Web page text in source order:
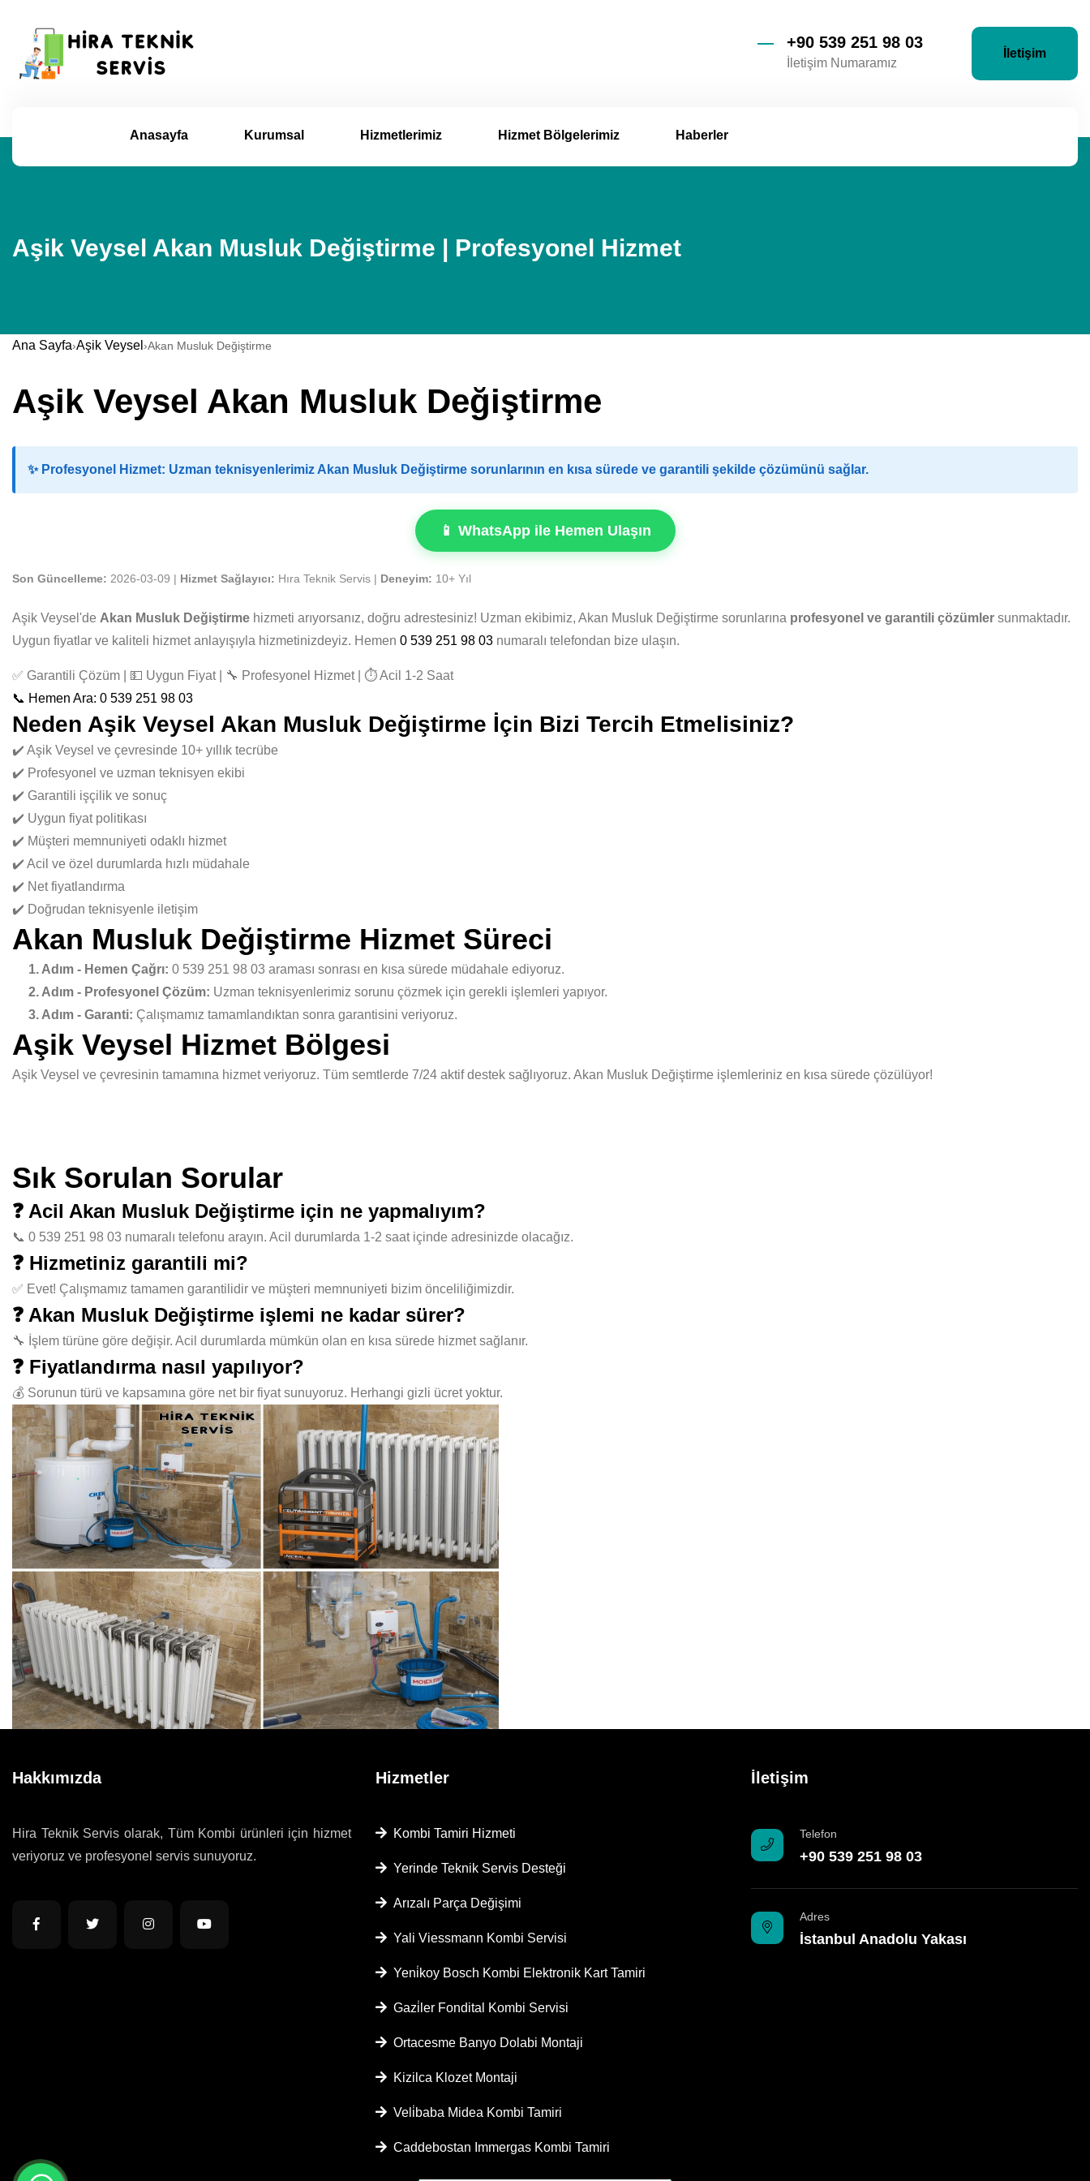
+90 539 251 98 03
İletişim Numaramız
İletişim
Anasayfa Kurumsal Hizmetlerimiz Hizmet Bölgelerimiz Haberler
Aşik Veysel Akan Musluk Değiştirme | Profesyonel Hizmet
Ana Sayfa›Aşik Veysel ›Akan Musluk Değiştirme
Aşik Veysel Akan Musluk Değiştirme
✨ Profesyonel Hizmet: Uzman teknisyenlerimiz Akan Musluk Değiştirme sorunlarının en kısa sürede ve garantili şekilde çözümünü sağlar.
📱 WhatsApp ile Hemen Ulaşın
Son Güncelleme: 2026-03-09 | Hizmet Sağlayıcı: Hıra Teknik Servis | Deneyim: 10+ Yıl
Aşik Veysel'de Akan Musluk Değiştirme hizmeti arıyorsanız, doğru adrestesiniz! Uzman ekibimiz, Akan Musluk Değiştirme sorunlarına profesyonel ve garantili çözümler sunmaktadır.
Uygun fiyatlar ve kaliteli hizmet anlayışıyla hizmetinizdeyiz. Hemen 0 539 251 98 03 numaralı telefondan bize ulaşın.
✅ Garantili Çözüm | 💵 Uygun Fiyat | 🔧 Profesyonel Hizmet | ⏱️ Acil 1-2 Saat
📞 Hemen Ara: 0 539 251 98 03
Neden Aşik Veysel Akan Musluk Değiştirme İçin Bizi Tercih Etmelisiniz?
✔️ Aşik Veysel ve çevresinde 10+ yıllık tecrübe
✔️ Profesyonel ve uzman teknisyen ekibi
✔️ Garantili işçilik ve sonuç
✔️ Uygun fiyat politikası
✔️ Müşteri memnuniyeti odaklı hizmet
✔️ Acil ve özel durumlarda hızlı müdahale
✔️ Net fiyatlandırma
✔️ Doğrudan teknisyenle iletişim
Akan Musluk Değiştirme Hizmet Süreci
1. Adım - Hemen Çağrı: 0 539 251 98 03 araması sonrası en kısa sürede müdahale ediyoruz.
2. Adım - Profesyonel Çözüm: Uzman teknisyenlerimiz sorunu çözmek için gerekli işlemleri yapıyor.
3. Adım - Garanti: Çalışmamız tamamlandıktan sonra garantisini veriyoruz.
Aşik Veysel Hizmet Bölgesi
Aşik Veysel ve çevresinin tamamına hizmet veriyoruz. Tüm semtlerde 7/24 aktif destek sağlıyoruz. Akan Musluk Değiştirme işlemleriniz en kısa sürede çözülüyor!
Sık Sorulan Sorular
❓ Acil Akan Musluk Değiştirme için ne yapmalıyım?
📞 0 539 251 98 03 numaralı telefonu arayın. Acil durumlarda 1-2 saat içinde adresinizde olacağız.
❓ Hizmetiniz garantili mi?
✅ Evet! Çalışmamız tamamen garantilidir ve müşteri memnuniyeti bizim önceliliğimizdir.
❓ Akan Musluk Değiştirme işlemi ne kadar sürer?
🔧 İşlem türüne göre değişir. Acil durumlarda mümkün olan en kısa sürede hizmet sağlanır.
❓ Fiyatlandırma nasıl yapılıyor?
💰 Sorunun türü ve kapsamına göre net bir fiyat sunuyoruz. Herhangi gizli ücret yoktur.
Hakkımızda
Hira Teknik Servis olarak, Tüm Kombi ürünleri için hizmet
veriyoruz ve profesyonel servis sunuyoruz.
Hizmetler
Kombi Tamiri Hizmeti
Yerinde Teknik Servis Desteği
Arızalı Parça Değişimi
Yali Viessmann Kombi Servisi
Yeni̇koy Bosch Kombi Elektronik Kart Tamiri
Gazi̇ler Fondital Kombi Servisi
Ortacesme Banyo Dolabi Montaji
Kizilca Klozet Montaji
Veli̇baba Midea Kombi Tamiri
Caddebostan Immergas Kombi Tamiri
İletişim
Telefon
+90 539 251 98 03
Adres
İstanbul Anadolu Yakası